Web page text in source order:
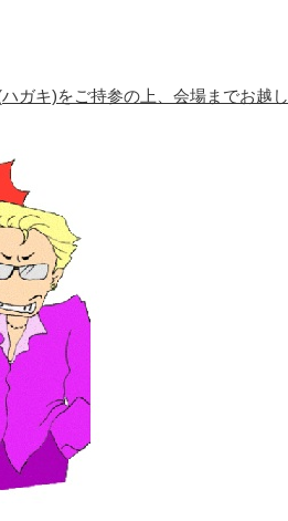
ガキ)をご持参の上、会場までお越し